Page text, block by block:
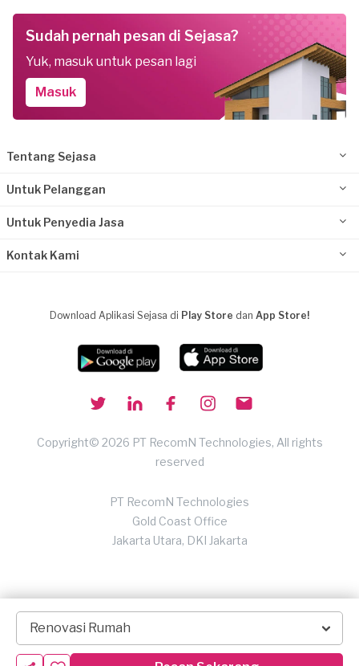
Renovasi Rumah
Sudah pernah pesan di Sejasa?
Yuk, masuk untuk pesan lagi
Masuk
Tentang Sejasa
Untuk Pelanggan
Untuk Penyedia Jasa
Kontak Kami
Download Aplikasi Sejasa di Play Store dan App Store!
Copyright© 2026 PT RecomN Technologies, All rights
reserved
PT RecomN Technologies
Gold Coast Office
Jakarta Utara, DKI Jakarta